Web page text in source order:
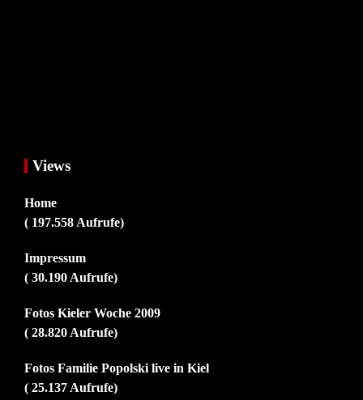
Views
Home
( 197.558 Aufrufe)
Impressum
( 30.190 Aufrufe)
Fotos Kieler Woche 2009
( 28.820 Aufrufe)
Fotos Familie Popolski live in Kiel
( 25.137 Aufrufe)